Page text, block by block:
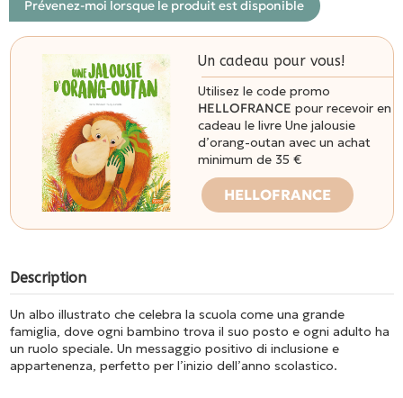
Un cadeau pour vous!
Utilisez le code promo
HELLOFRANCE pour recevoir en
cadeau le livre Une jalousie
d’orang-outan avec un achat
minimum de 35 €
HELLOFRANCE
Description
Un albo illustrato che celebra la scuola come una grande
famiglia, dove ogni bambino trova il suo posto e ogni adulto ha
un ruolo speciale. Un messaggio positivo di inclusione e
appartenenza, perfetto per l’inizio dell’anno scolastico.